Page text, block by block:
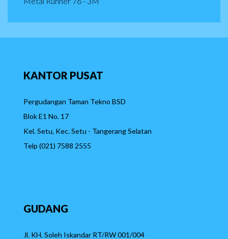
KANTOR PUSAT
Pergudangan Taman Tekno BSD
Blok E1 No. 17
Kel. Setu, Kec. Setu - Tangerang Selatan
Telp (021) 7588 2555
GUDANG
Jl. KH. Soleh Iskandar RT/RW 001/004